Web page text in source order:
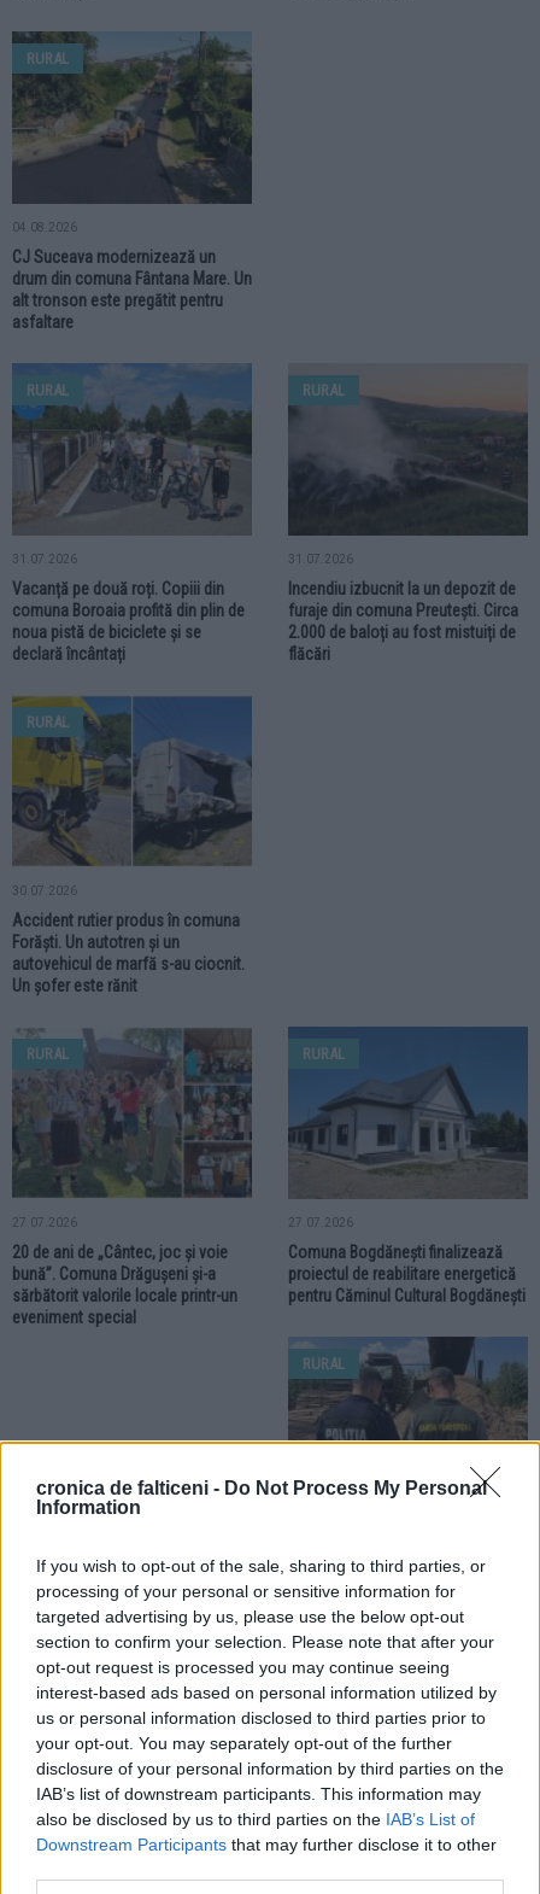
cronica de falticeni - Do Not Process My Personal
Information
If you wish to opt-out of the sale, sharing to third parties, or
processing of your personal or sensitive information for
targeted advertising by us, please use the below opt-out
section to confirm your selection. Please note that after your
opt-out request is processed you may continue seeing
interest-based ads based on personal information utilized by
us or personal information disclosed to third parties prior to
your opt-out. You may separately opt-out of the further
disclosure of your personal information by third parties on the
IAB’s list of downstream participants. This information may
also be disclosed by us to third parties on the IAB’s List of
Downstream Participants that may further disclose it to other
RURAL
04.08.2026
CJ Suceava modernizează un
drum din comuna Fântana Mare. Un
alt tronson este pregătit pentru
asfaltare
RURAL
31.07.2026
Vacanță pe două roți. Copiii din
comuna Boroaia profită din plin de
noua pistă de biciclete și se
declară încântați
RURAL
31.07.2026
Incendiu izbucnit la un depozit de
furaje din comuna Preutești. Circa
2.000 de baloți au fost mistuiți de
flăcări
RURAL
30.07.2026
Accident rutier produs în comuna
Forăști. Un autotren și un
autovehicul de marfă s-au ciocnit.
Un șofer este rănit
RURAL
27.07.2026
20 de ani de „Cântec, joc și voie
bună”. Comuna Drăgușeni și-a
sărbătorit valorile locale printr-un
eveniment special
RURAL
27.07.2026
Comuna Bogdănești finalizează
proiectul de reabilitare energetică
pentru Căminul Cultural Bogdănești
RURAL
Control desfășurat la un agent
economic din comuna Mălini.
de lei